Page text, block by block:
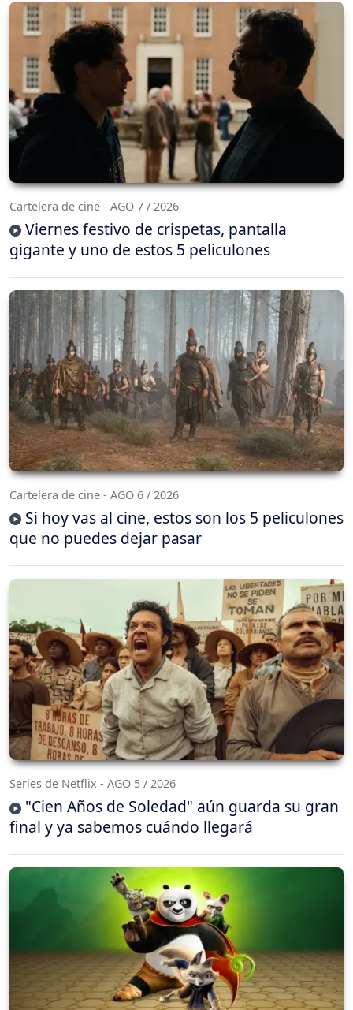
Cartelera de cine - AGO 7 / 2026
Viernes festivo de crispetas, pantalla
gigante y uno de estos 5 peliculones
Cartelera de cine - AGO 6 / 2026
Si hoy vas al cine, estos son los 5 peliculones
que no puedes dejar pasar
Series de Netflix - AGO 5 / 2026
"Cien Años de Soledad" aún guarda su gran
final y ya sabemos cuándo llegará